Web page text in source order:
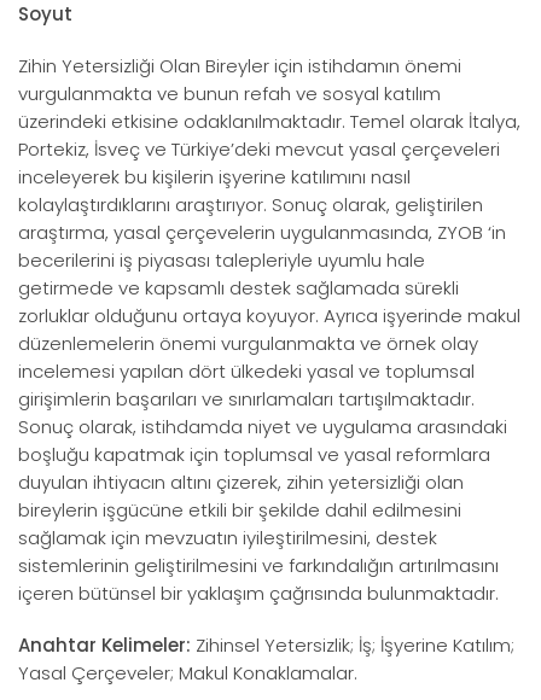
Soyut
Zihin Yetersizliği Olan Bireyler için istihdamın önemi
vurgulanmakta ve bunun refah ve sosyal katılım
üzerindeki etkisine odaklanılmaktadır. Temel olarak İtalya,
Portekiz, İsveç ve Türkiye’deki mevcut yasal çerçeveleri
inceleyerek bu kişilerin işyerine katılımını nasıl
kolaylaştırdıklarını araştırıyor. Sonuç olarak, geliştirilen
araştırma, yasal çerçevelerin uygulanmasında, ZYOB ‘in
becerilerini iş piyasası talepleriyle uyumlu hale
getirmede ve kapsamlı destek sağlamada sürekli
zorluklar olduğunu ortaya koyuyor. Ayrıca işyerinde makul
düzenlemelerin önemi vurgulanmakta ve örnek olay
incelemesi yapılan dört ülkedeki yasal ve toplumsal
girişimlerin başarıları ve sınırlamaları tartışılmaktadır.
Sonuç olarak, istihdamda niyet ve uygulama arasındaki
boşluğu kapatmak için toplumsal ve yasal reformlara
duyulan ihtiyacın altını çizerek, zihin yetersizliği olan
bireylerin işgücüne etkili bir şekilde dahil edilmesini
sağlamak için mevzuatın iyileştirilmesini, destek
sistemlerinin geliştirilmesini ve farkındalığın artırılmasını
içeren bütünsel bir yaklaşım çağrısında bulunmaktadır.
Anahtar Kelimeler: Zihinsel Yetersizlik; İş; İşyerine Katılım;
Yasal Çerçeveler; Makul Konaklamalar.